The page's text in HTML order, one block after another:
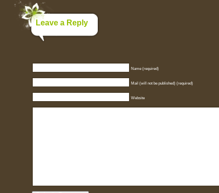
Leave a Reply
Name (required)
Mail (will not be published) (required)
Website